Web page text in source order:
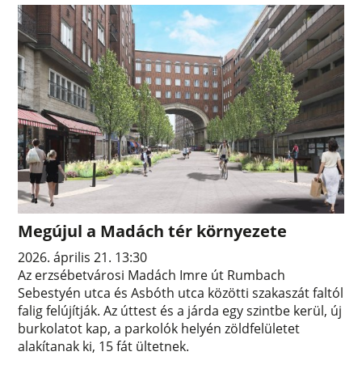
Megújul a Madách tér környezete
2026. április 21. 13:30
Az erzsébetvárosi Madách Imre út Rumbach
Sebestyén utca és Asbóth utca közötti szakaszát faltól
falig felújítják. Az úttest és a járda egy szintbe kerül, új
burkolatot kap, a parkolók helyén zöldfelületet
alakítanak ki, 15 fát ültetnek.